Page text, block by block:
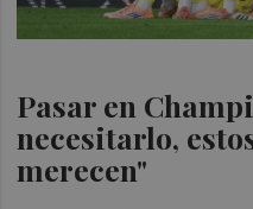
Pasar en
necesitarlo,
merecen"